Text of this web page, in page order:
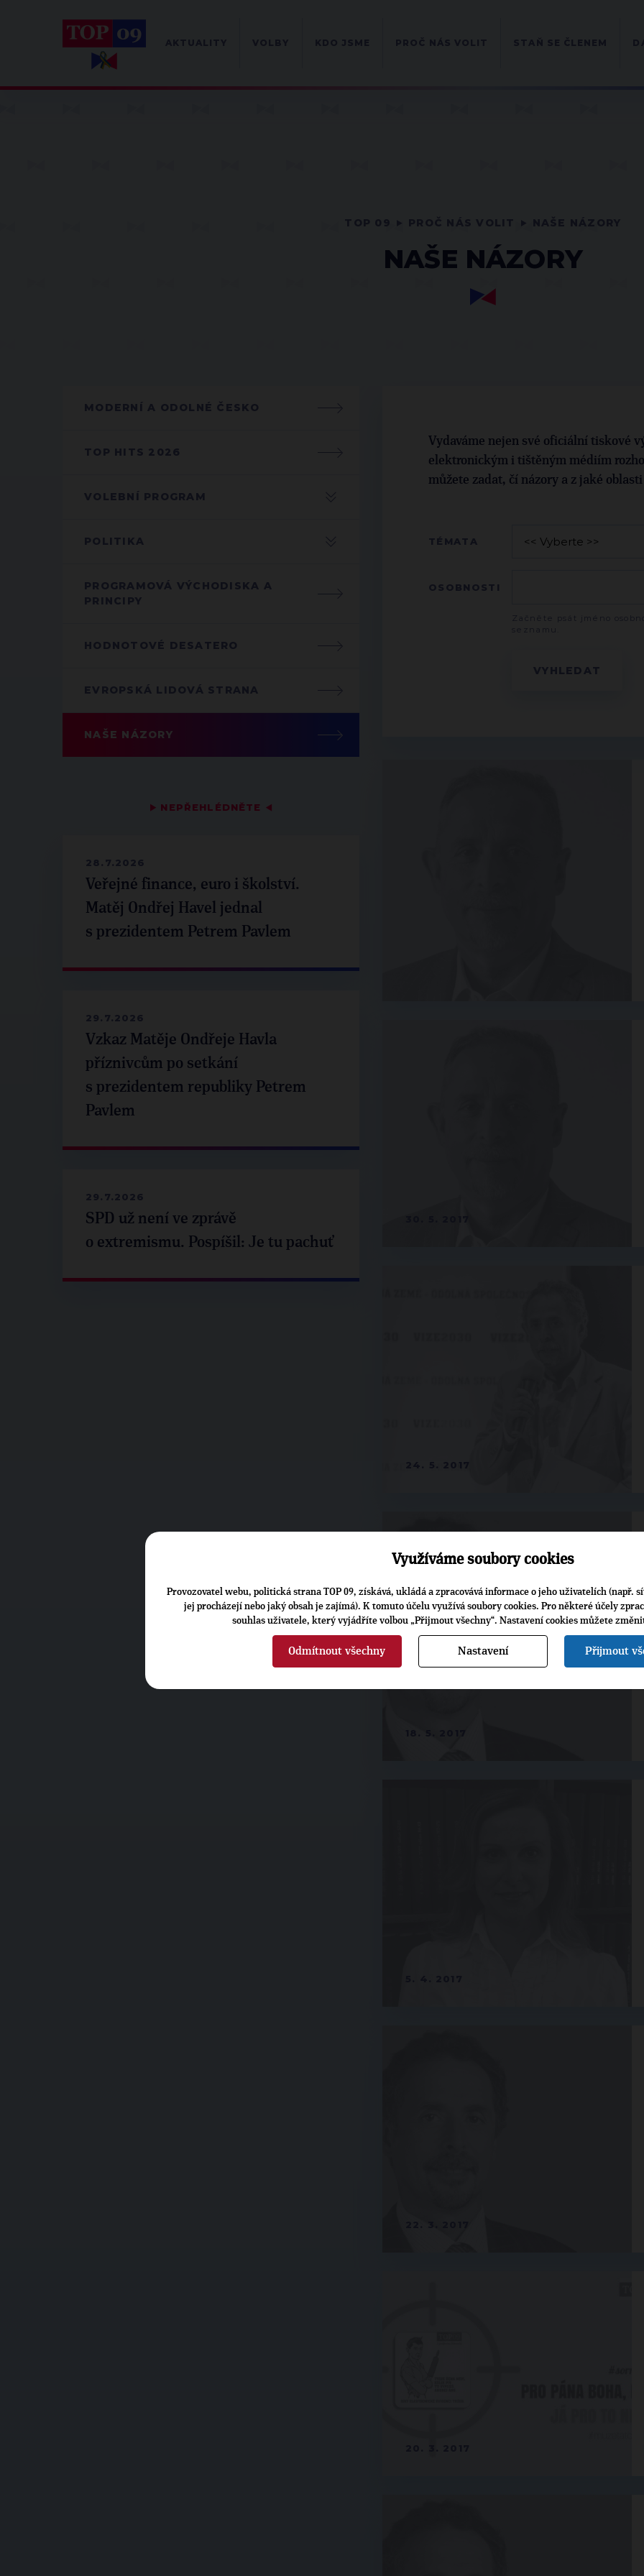
NAŠE NÁZORY
MODERNÍ A ODOLNÉ ČESKO
TOP HITS 2026
VOLEBNÍ PROGRAM
POLITIKA
PROGRAMOVÁ VÝCHODISKA A
PRINCIPY
HODNOTOVÉ DESATERO
EVROPSKÁ LIDOVÁ STRANA
NAŠE NÁZORY
▶ NEPŘEHLÉDNĚTE ◀
28.7.2026
Veřejné finance, euro i školství.
Matěj Ondřej Havel jednal
s prezidentem Petrem Pavlem
29.7.2026
Vzkaz Matěje Ondřeje Havla
příznivcům po setkání
s prezidentem republiky Petrem
Pavlem
29.7.2026
SPD už není ve zprávě
o extremismu. Pospíšil: Je tu pachuť
Vydaváme nejen své oficiální tiskové
elektronickým i tištěným médiím
můžete zadat, čí názory a z jaké
TÉMATA
OSOBNOSTI
Využíváme soubory cookies
Provozovatel webu, politická strana TOP 09, získává, ukládá a zpracovává informace o jeho uživatelích (např.
jej procházejí nebo jaký obsah je zajímá). K tomuto účelu využívá soubory cookies. Pro některé účely
souhlas uživatele, který vyjádříte volbou „Přijmout všechny“. Nastavení cookies můžete
Odmítnout všechny Nastavení Přijmout